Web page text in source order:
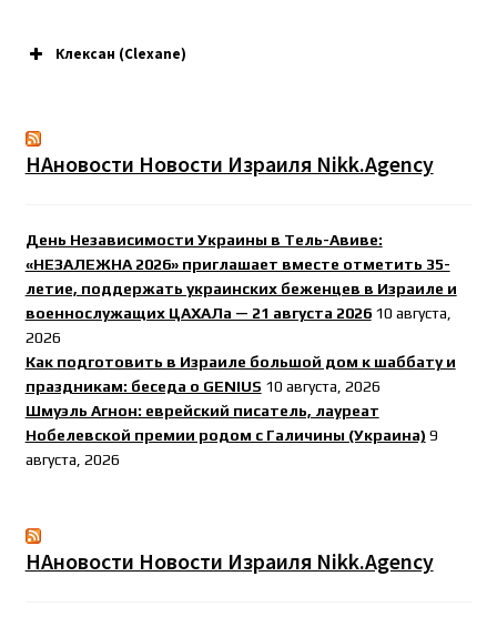
Клексан (Clexane)
НАновости Новости Израиля Nikk.Agency
День Независимости Украины в Тель-Авиве:
«НЕЗАЛЕЖНА 2026» приглашает вместе отметить 35-
летие, поддержать украинских беженцев в Израиле и
военнослужащих ЦАХАЛа — 21 августа 2026 10 августа,
2026
Как подготовить в Израиле большой дом к шаббату и
праздникам: беседа о GENIUS 10 августа, 2026
Шмуэль Агнон: еврейский писатель, лауреат
Нобелевской премии родом с Галичины (Украина) 9
августа, 2026
НАновости Новости Израиля Nikk.Agency